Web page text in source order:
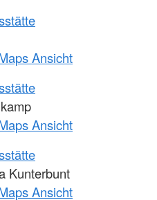
Ansicht
Ansicht
Kunterbunt
Ansicht